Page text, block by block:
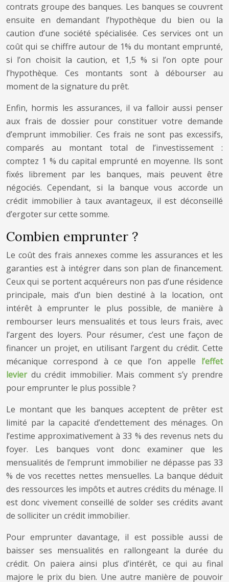
contrats groupe des banques. Les banques se couvrent
ensuite en demandant l’hypothèque du bien ou la
caution d’une société spécialisée. Ces services ont un
coût qui se chiffre autour de 1% du montant emprunté,
si l’on choisit la caution, et 1,5 % si l’on opte pour
l’hypothèque. Ces montants sont à débourser au
moment de la signature du prêt.
Enfin, hormis les assurances, il va falloir aussi penser
aux frais de dossier pour constituer votre demande
d’emprunt immobilier. Ces frais ne sont pas excessifs,
comparés au montant total de l’investissement :
comptez 1 % du capital emprunté en moyenne. Ils sont
fixés librement par les banques, mais peuvent être
négociés. Cependant, si la banque vous accorde un
crédit immobilier à taux avantageux, il est déconseillé
d’ergoter sur cette somme.
Combien emprunter ?
Le coût des frais annexes comme les assurances et les
garanties est à intégrer dans son plan de financement.
Ceux qui se portent acquéreurs non pas d’une résidence
principale, mais d’un bien destiné à la location, ont
intérêt à emprunter le plus possible, de manière à
rembourser leurs mensualités et tous leurs frais, avec
l’argent des loyers. Pour résumer, c’est une façon de
financer un projet, en utilisant l’argent du crédit. Cette
mécanique correspond à ce que l’on appelle l’effet
levierdu crédit immobilier. Mais comment s’y prendre
pour emprunter le plus possible ?
Le montant que les banques acceptent de prêter est
limité par la capacité d’endettement des ménages. On
l’estime approximativement à 33 % des revenus nets du
foyer. Les banques vont donc examiner que les
mensualités de l’emprunt immobilier ne dépasse pas 33
% de vos recettes nettes mensuelles. La banque déduit
des ressources les impôts et autres crédits du ménage. Il
est donc vivement conseillé de solder ses crédits avant
de solliciter un crédit immobilier.
Pour emprunter davantage, il est possible aussi de
baisser ses mensualités en rallongeant la durée du
crédit. On paiera ainsi plus d’intérêt, ce qui au final
majore le prix du bien. Une autre manière de pouvoir